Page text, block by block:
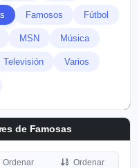
Famosos Fútbol
MSN Música
Televisión Varios
de Famosas
Ordenar
Ordenar